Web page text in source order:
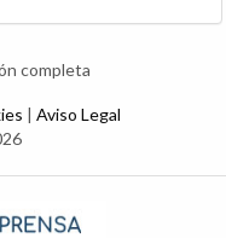
completa
| Aviso Legal